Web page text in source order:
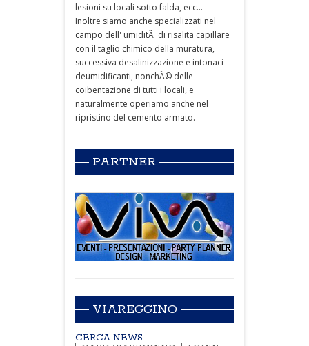
lesioni su locali sotto falda, ecc...
Inoltre siamo anche specializzati nel
campo dell' umiditÃ di risalita capillare
con il taglio chimico della muratura,
successiva desalinizzazione e intonaci
deumidificanti, nonchÃ© delle
coibentazione di tutti i locali, e
naturalmente operiamo anche nel
ripristino del cemento armato.
PARTNER
VIAREGGINO
CERCA NEWS